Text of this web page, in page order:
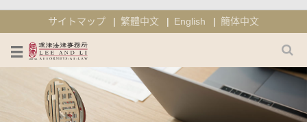
サイトマップ 繁體中文 English 簡体中文